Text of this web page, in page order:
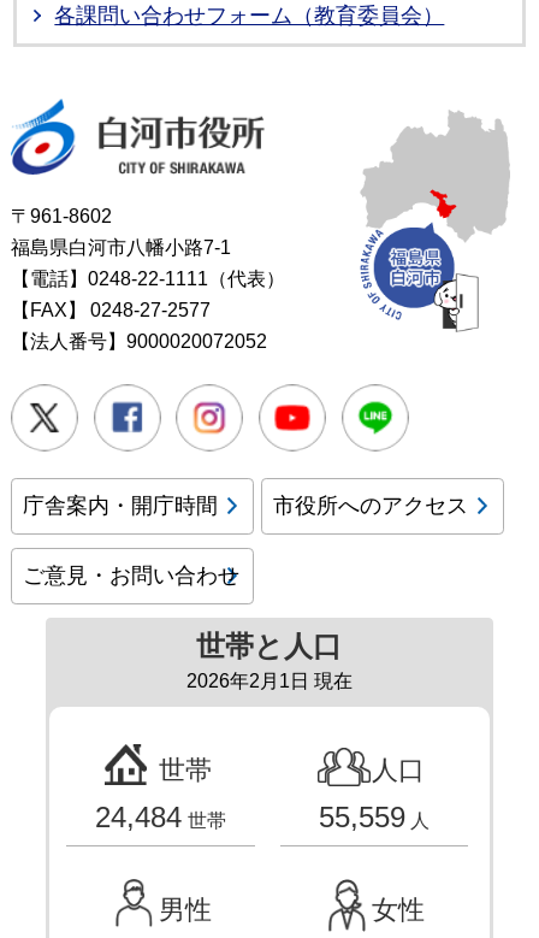
各課問い合わせフォーム（教育委員会）
〒961-8602
福島県白河市八幡小路7-1
【電話】0248-22-1111（代表）
【FAX】
0248-27-2577
【法人番号】9000020072052
Twitter FacebookInstagramYoutube
庁舎案内・開庁時間 市役所へのアクセス
ご意見・お問い合わせ
世帯と人口
2026年2月1日 現在
世帯
24,484 世帯
人口
55,559 人
男性 女性